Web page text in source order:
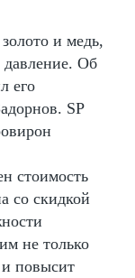
и медь,
давление. Об
его
SP
стоимость
со скидкой
не только
и повысит